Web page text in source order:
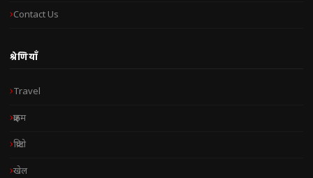
Contact Us
श्रेणियाँ
Travel
क्राइम
क्रिप्टो
खेल